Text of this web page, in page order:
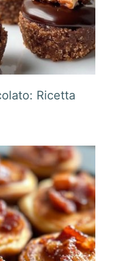
Ricetta